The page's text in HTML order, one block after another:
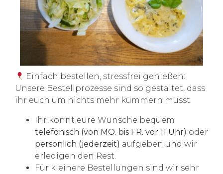
Einfach bestellen, stressfrei genießen:
Unsere Bestellprozesse sind so gestaltet, dass
ihr euch um nichts mehr kümmern müsst.
Ihr könnt eure Wünsche bequem
telefonisch (von MO. bis FR. vor 11 Uhr) oder
persönlich (jederzeit) aufgeben und wir
erledigen den Rest.
Für kleinere Bestellungen sind wir sehr